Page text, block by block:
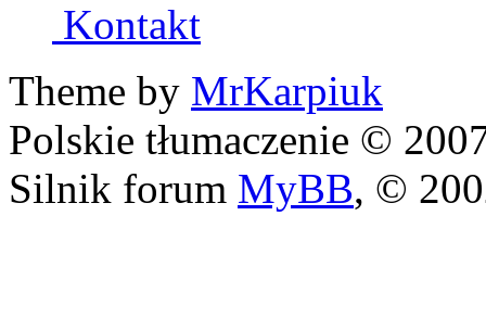
Kontakt
Theme by MrKarpiuk
Polskie tłumaczenie ©
Silnik forum MyBB, ©